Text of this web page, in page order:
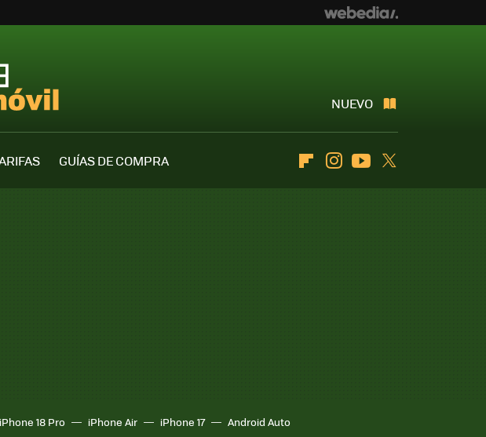
NUEVO
GUÍAS DE COMPRA
FlipboardInstagramYoutube
iPhone 18 Pro iPhone Air iPhone 17 Android Auto